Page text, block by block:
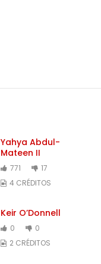
Yahya Abdul-
Mateen II
771
17
4 CRÉDITOS
Keir O’Donnell
0
0
2 CRÉDITOS